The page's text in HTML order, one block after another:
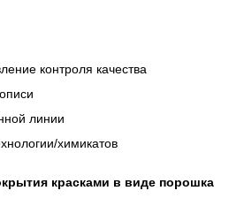
контроля качества
линии
химикатов
красками в виде порошка